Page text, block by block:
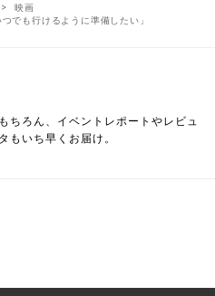
映画
でも行けるように準備したい」
ちろん、イベントレポートやレビュ
もいち早くお届け。